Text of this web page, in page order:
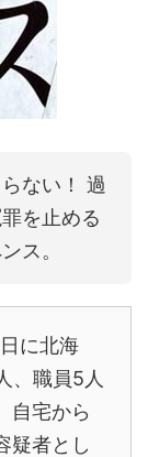
ない！ 過
を止める
ス。
に北海
、職員5人
自宅から
疑者とし